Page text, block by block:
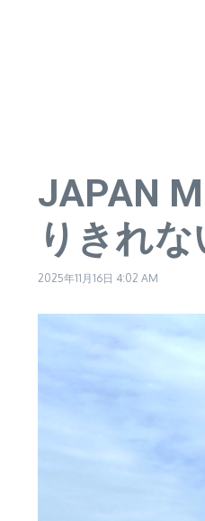
JAPAN
りきれ
2025年11月16日 4:02 AM